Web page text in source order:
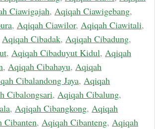
Ciawigajah, Aqiqah Ciawigebang,
, Aqiqah Ciawilor, Aqiqah Ciawitali,
Aqiqah Cibadak, Aqiqah Cibadung,
, Aqiqah Cibaduyut Kidul, Aqiqah
, Aqiqah Cibahayu, Aqiqah
Cibalandong Jaya, Aqiqah
Cibalongsari, Aqiqah Cibalung,
, Aqiqah Cibangkong, Aqiqah
Cibanten, Aqiqah Cibanteng, Aqiqah